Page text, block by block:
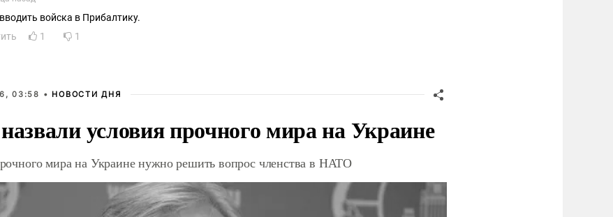
войска в Прибалтику.
1 1
03:58 • НОВОСТИ ДНЯ
условия прочного мира на Украине
мира на Украине нужно решить вопрос членства в НАТО